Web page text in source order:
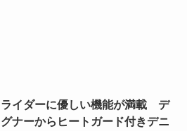
ライダーに優しい機能が満載 デ
グナーからヒートガード付きデニ